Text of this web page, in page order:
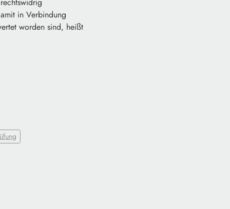
in Verbindung
worden sind, heißt